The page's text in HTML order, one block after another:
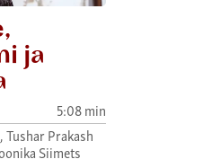
ja
5:08 min
Prakash
Siimets